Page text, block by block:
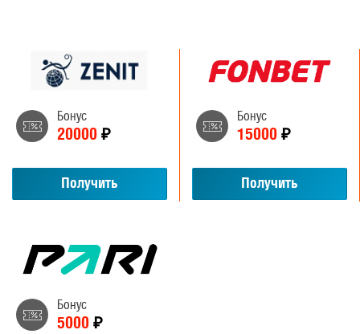
Бонус
20000 ₽
Получить
Бонус
15000 ₽
Получить
Бонус
5000 ₽